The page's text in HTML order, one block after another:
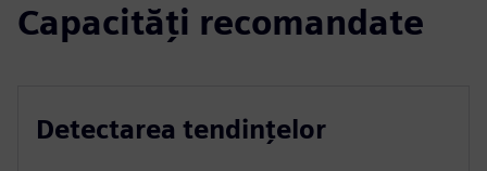
Capacități recomandate
Detectarea tendințelor